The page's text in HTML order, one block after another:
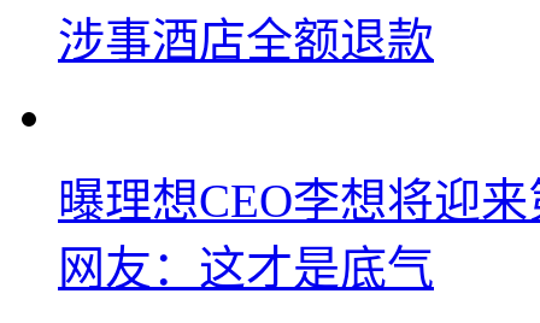
涉事酒店全额退款
曝理想CEO李想将迎
网友：这才是底气